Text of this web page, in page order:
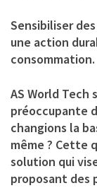
Sensibiliser
une action
consommation.
AS World Tech
préoccupante
changions la
même ? Cette
solution qui
proposant des